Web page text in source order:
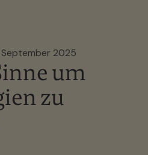
2025
um
zu